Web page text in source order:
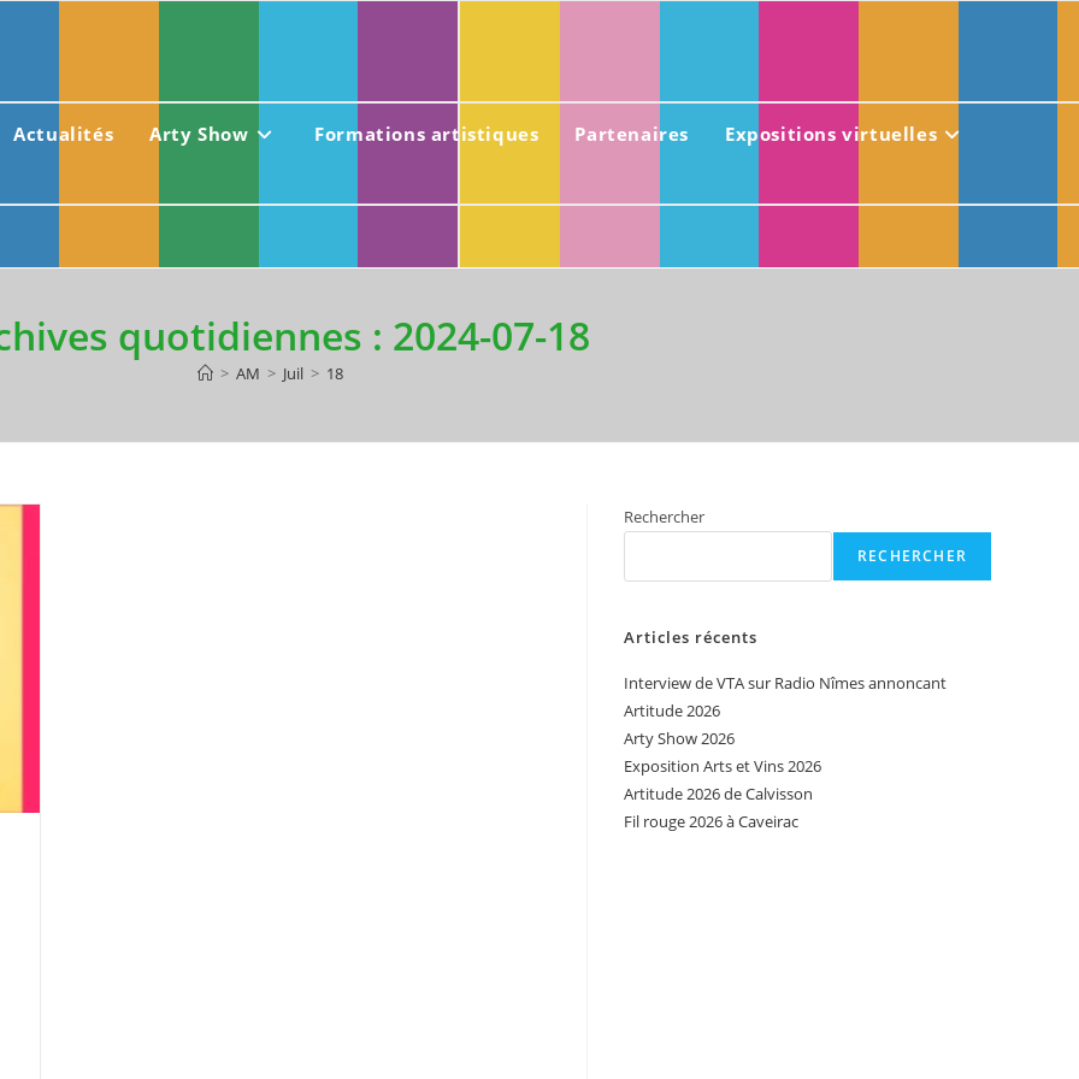
Actualités Arty Show Formations artistiques Partenaires Expositions virtuelles
quotidiennes : 2024-07-18
> AM > Juil > 18
Rechercher
RECHERCHER
Articles récents
Interview de VTA sur Radio Nîmes annoncant
Artitude 2026
Arty Show 2026
Exposition Arts et Vins 2026
Artitude 2026 de Calvisson
Fil rouge 2026 à Caveirac